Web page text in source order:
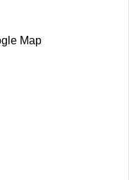
Map